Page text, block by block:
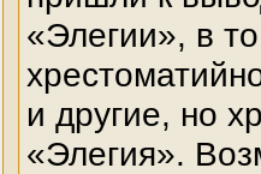
«Элегии», в
и другие, но
«Элегия».